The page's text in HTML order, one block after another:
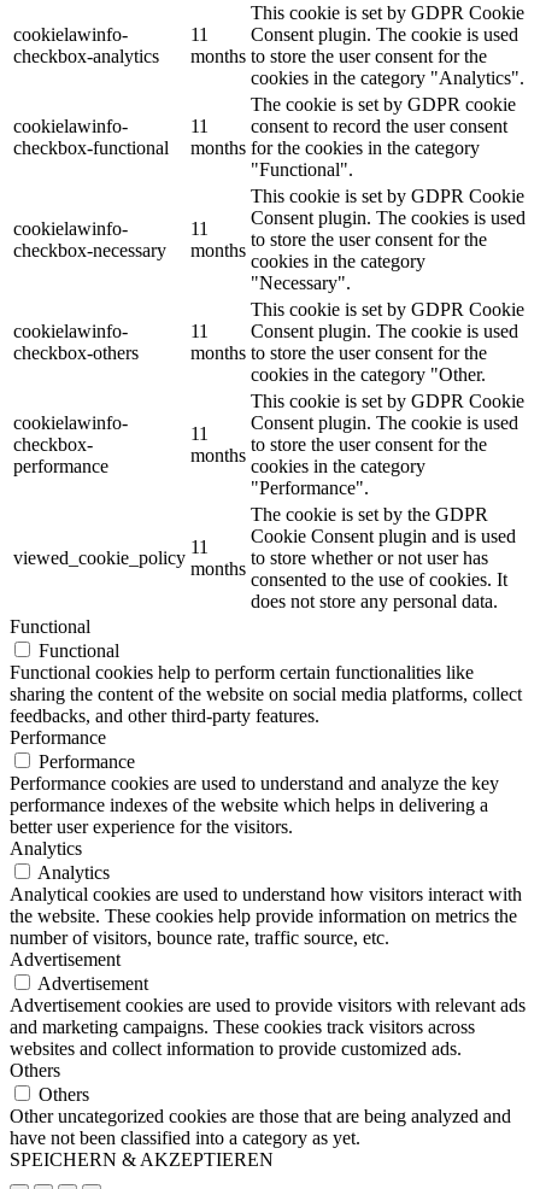
cookielawinfo-
checkbox-analytics
11
months
This cookie is set by GDPR Cookie
Consent plugin. The cookie is used
to store the user consent for the
cookies in the category "Analytics".
cookielawinfo-
checkbox-functional
11
months
The cookie is set by GDPR cookie
consent to record the user consent
for the cookies in the category
"Functional".
cookielawinfo-
checkbox-necessary
11
months
This cookie is set by GDPR Cookie
Consent plugin. The cookies is used
to store the user consent for the
cookies in the category
"Necessary".
cookielawinfo-
checkbox-others
11
months
This cookie is set by GDPR Cookie
Consent plugin. The cookie is used
to store the user consent for the
cookies in the category "Other.
cookielawinfo-
checkbox-
performance
11
months
This cookie is set by GDPR Cookie
Consent plugin. The cookie is used
to store the user consent for the
cookies in the category
"Performance".
viewed_cookie_policy
11
months
The cookie is set by the GDPR
Cookie Consent plugin and is used
to store whether or not user has
consented to the use of cookies. It
does not store any personal data.
Functional
Functional
Functional cookies help to perform certain functionalities like
sharing the content of the website on social media platforms, collect
feedbacks, and other third-party features.
Performance
Performance
Performance cookies are used to understand and analyze the key
performance indexes of the website which helps in delivering a
better user experience for the visitors.
Analytics
Analytics
Analytical cookies are used to understand how visitors interact with
the website. These cookies help provide information on metrics the
number of visitors, bounce rate, traffic source, etc.
Advertisement
Advertisement
Advertisement cookies are used to provide visitors with relevant ads
and marketing campaigns. These cookies track visitors across
websites and collect information to provide customized ads.
Others
Others
Other uncategorized cookies are those that are being analyzed and
have not been classified into a category as yet.
SPEICHERN & AKZEPTIEREN